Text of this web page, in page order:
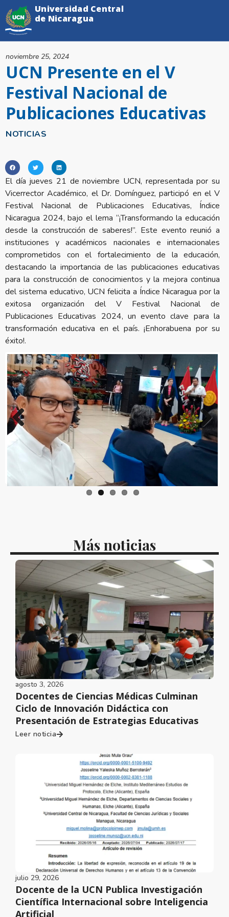
NOTICIAS
UCN Presente en el V
Festival Nacional de
Publicaciones Educativas
noviembre 25, 2024
Universidad Central
de Nicaragua
El día jueves 21 de noviembre UCN, representada por su
Vicerrector Académico, el Dr. Domínguez, participó en el V
Festival Nacional de Publicaciones Educativas, Índice
Nicaragua 2024, bajo el lema “¡Transformando la educación
desde la construcción de saberes!”. Este evento reunió a
instituciones y académicos nacionales e internacionales
comprometidos con el fortalecimiento de la educación,
destacando la importancia de las publicaciones educativas
para la construcción de conocimientos y la mejora continua
del sistema educativo, UCN felicita a Índice Nicaragua por la
exitosa organización del V Festival Nacional de
Publicaciones Educativas 2024, un evento clave para la
transformación educativa en el país. ¡Enhorabuena por su
éxito!.
Previous Next
Más noticias
agosto 3, 2026
Docentes de Ciencias Médicas Culminan
Ciclo de Innovación Didáctica con
Presentación de Estrategias Educativas
Leer noticia
julio 29, 2026
Docente de la UCN Publica Investigación
Científica Internacional sobre Inteligencia
Artificial